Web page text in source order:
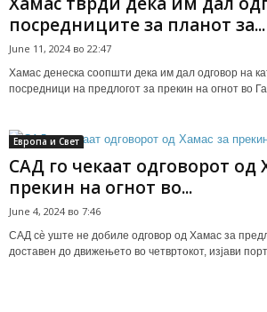
посредниците за планот за...
June 11, 2024 во 22:47
Хамас денеска соопшти дека им дал одговор на
посредници на предлогот за прекин на огнот во
Европа и Свет
САД го чекаат одговорот од
прекин на огнот во...
June 4, 2024 во 7:46
САД сè уште не добиле одговор од Хамас за
доставен до движењето во четвртокот, изјави